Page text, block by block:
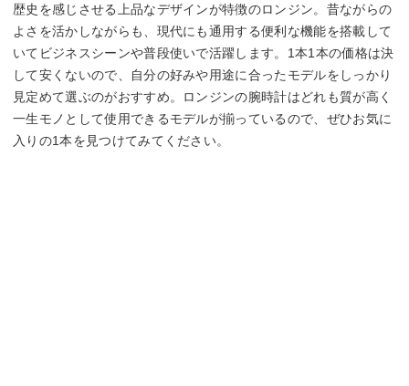
歴史を感じさせる上品なデザインが特徴のロンジン。昔ながらの
よさを活かしながらも、現代にも通用する便利な機能を搭載して
いてビジネスシーンや普段使いで活躍します。1本1本の価格は決
して安くないので、自分の好みや用途に合ったモデルをしっかり
見定めて選ぶのがおすすめ。ロンジンの腕時計はどれも質が高く
一生モノとして使用できるモデルが揃っているので、ぜひお気に
入りの1本を見つけてみてください。